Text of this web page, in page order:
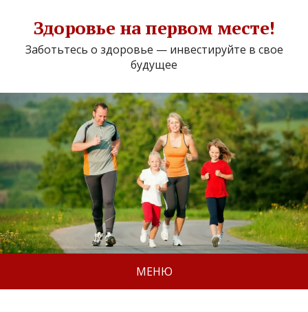
Здоровье на первом месте!
Заботьтесь о здоровье — инвестируйте в свое
будущее
МЕНЮ